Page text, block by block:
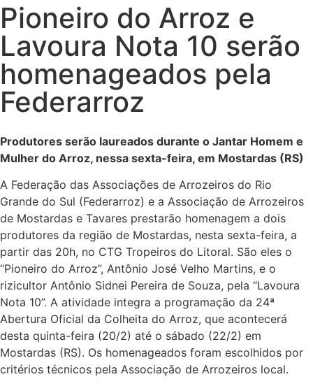
Pioneiro do Arroz e
Lavoura Nota 10 serão
homenageados pela
Federarroz
Produtores serão laureados durante o Jantar Homem e
Mulher do Arroz, nessa sexta-feira, em Mostardas (RS)
A Federação das Associações de Arrozeiros do Rio
Grande do Sul (Federarroz) e a Associação de Arrozeiros
de Mostardas e Tavares prestarão homenagem a dois
produtores da região de Mostardas, nesta sexta-feira, a
partir das 20h, no CTG Tropeiros do Litoral. São eles o
“Pioneiro do Arroz”, Antônio José Velho Martins, e o
rizicultor Antônio Sidnei Pereira de Souza, pela “Lavoura
Nota 10”. A atividade integra a programação da 24ª
Abertura Oficial da Colheita do Arroz, que acontecerá
desta quinta-feira (20/2) até o sábado (22/2) em
Mostardas (RS). Os homenageados foram escolhidos por
critérios técnicos pela Associação de Arrozeiros local.